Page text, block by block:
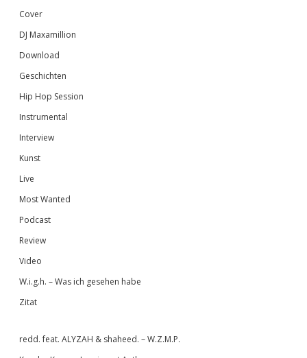
Cover
DJ Maxamillion
Download
Geschichten
Hip Hop Session
Instrumental
Interview
Kunst
Live
Most Wanted
Podcast
Review
Video
W.i.g.h. – Was ich gesehen habe
Zitat
redd. feat. ALYZAH & shaheed. – W.Z.M.P.